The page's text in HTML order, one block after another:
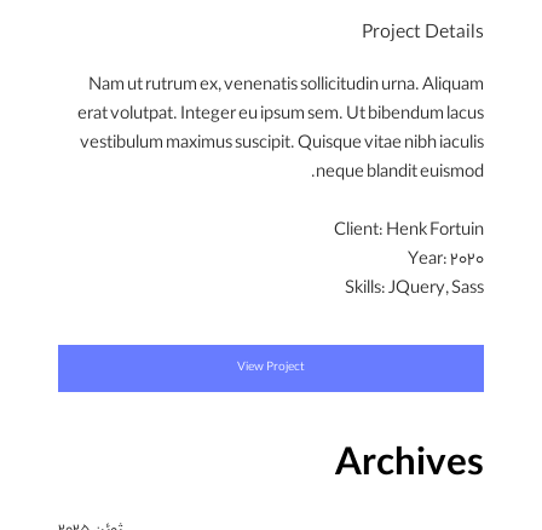
Project Details
Nam ut rutrum ex, venenatis sollicitudin urna. Aliquam
erat volutpat. Integer eu ipsum sem. Ut bibendum lacus
vestibulum maximus suscipit. Quisque vitae nibh iaculis
neque blandit euismod.
Client:Henk Fortuin
Year:2020
Skills:JQuery, Sass
View Project
Archives